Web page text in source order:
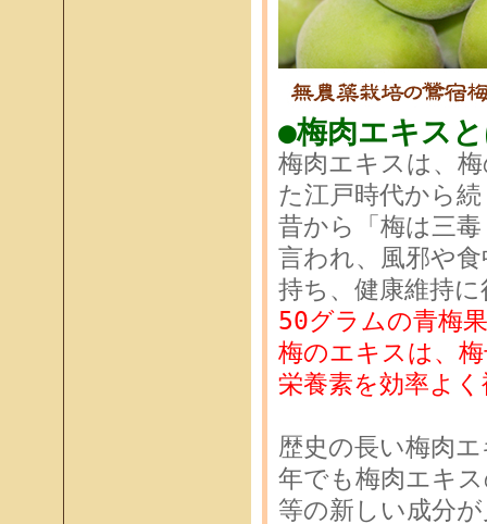
●梅肉エキス
梅肉エキスは、
た江戸時代から
昔から「梅は三
言われ、風邪や
持ち、健康維持
50グラムの青梅
梅のエキスは、
栄養素を効率よ
歴史の長い梅肉
年でも梅肉エキ
等の新しい成分